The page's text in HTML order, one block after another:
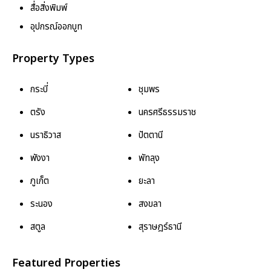
สื่อสิ่งพิมพ์
อุปกรณ์ออกบูท
Property Types
กระบี่
ชุมพร
ตรัง
นครศรีธรรมราช
นราธิวาส
ปัตตานี
พังงา
พัทลุง
ภูเก็ต
ยะลา
ระนอง
สงขลา
สตูล
สุราษฎร์ธานี
Featured Properties